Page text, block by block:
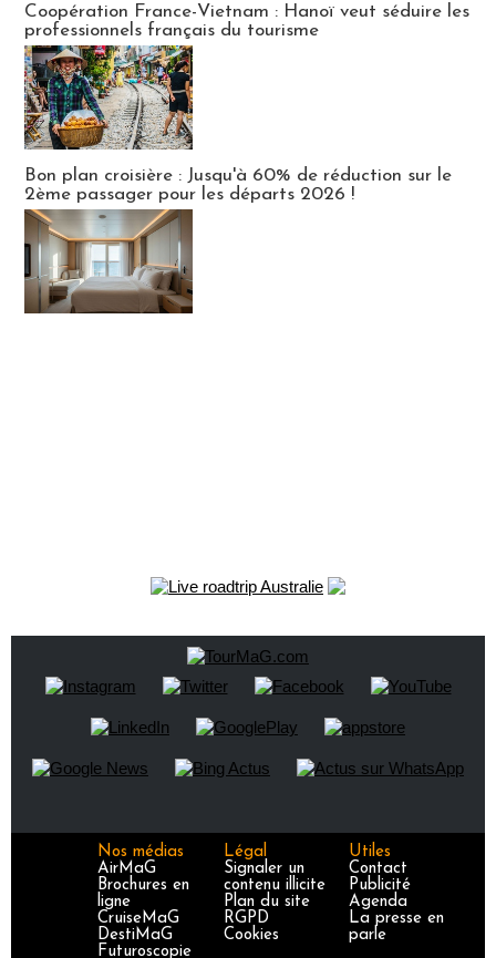
Coopération France-Vietnam : Hanoï veut séduire les
professionnels français du tourisme
Bon plan croisière : Jusqu'à 60% de réduction sur le
2ème passager pour les départs 2026 !
Nos médias
AirMaG
Brochures en
ligne
CruiseMaG
DestiMaG
Futuroscopie
Légal
Signaler un
contenu illicite
Plan du site
RGPD
Cookies
Utiles
Contact
Publicité
Agenda
La presse en
parle